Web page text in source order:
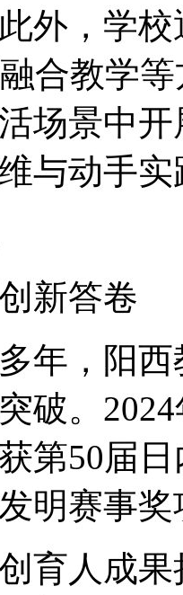
外，学
合教学
场景中
与动手
新答卷
年，阳
破。
第50届
明赛事奖
育人成